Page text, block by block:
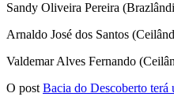
Sandy Oliveira Pereira
Arnaldo José dos Santos
Valdemar Alves Fernando
O post Bacia do Descoberto terá